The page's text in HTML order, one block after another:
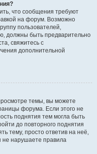
что сообщения требуют
на форум. Возможно
пользователей,
должны быть предварительно
свяжитесь с
дополнительной
темы, вы можете
форума. Если этого не
поднятия тем могла быть
до повторного поднятия
тему, просто ответив на неё,
не нарушаете правила